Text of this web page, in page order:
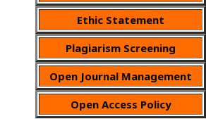
Ethic Statement
Plagiarism Screening
Open Journal Management
Open Access Policy